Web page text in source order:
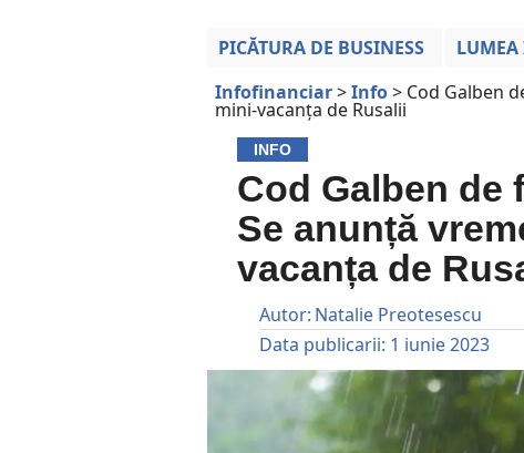
PICĂTURA DE BUSINESS LUMEA
Infofinanciar>Info> Cod Galben
mini-vacanța de Rusalii
INFO
Cod Galben de
Se anunță
vacanța de
Autor: Natalie Preotesescu
Data publicarii: 1 iunie 2023